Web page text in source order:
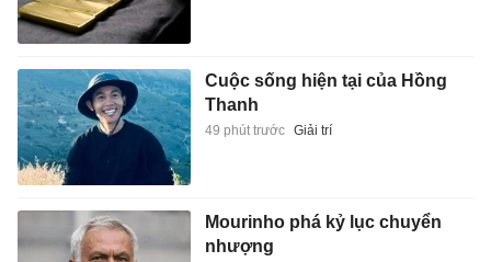
Cuộc sống hiện tại của Hồng
Thanh
49 phút trước Giải trí
Mourinho phá kỷ lục chuyển
nhượng